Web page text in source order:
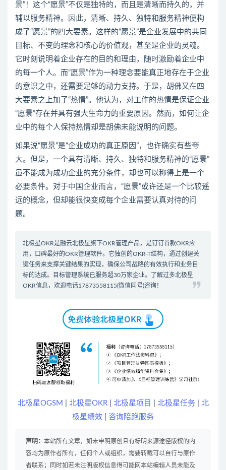
景”！这个“愿景”不仅是独特的，而且是清晰而持久的，并
辅以服务精神。因此，清晰、持久、独特和服务精神便构
成了“愿景”的四大要素。这样的“愿景”是企业发展中的共同
目标、不变的理念和核心的价值观，甚至是企业的灵魂。
它时刻说明着企业存在的目的和理由，随时激励着企业中
的每一个人。而“愿景”作为一种理念要能真正地存在于企业
的意识之中，还需要足够的动力支持。于是，胡佛又在四
大要素之上加了“热情”。他认为，对工作的热情是保证企业
“愿景”存在并具有强大生命力的重要原因。然而，如何让企
业中的每个人保持热情却是胡佛未能说明的问题。
如果说“愿景”是“企业成功的真正原因”，也许确实有些夸
大。但是，一个具有清晰、持久、独特和服务精神的“愿景”
虽不能成为成功企业的充分条件，却也可以称得上是一个
必要条件。对于中国企业而言，“愿景”或许还是一个比较遥
远的概念，但却能很快变成每个企业需要认真对待的问
题。
北极星OKR是融云北极星旗下OKR管理产品，是钉钉首款OKR应
用 ，口碑最好的OKR管理软件。它独创的OKR-T结构，通过创建关
键任务来支撑关键结果的实现，确保公司战略的有效执行和业务目
标的达成。
目标管理系统已服务超30万家企业。了解过多北极星
OKR信息，欢迎电话17873558115(微信同号)咨询！
北极星OGSM 北极星OKR| 北极星项目 北极星任务
北
极星绩效
咨询陪跑服务
声明： 本站所有文章，如未申明原创且有标明来源途径版权的内
容均为原作者所有，任何个人或组织，需要转载可以自行与原作
者联系；同时如若未注明版权信息得可能网本站编辑人员未能及